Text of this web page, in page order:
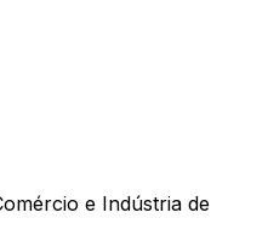
e Indústria de